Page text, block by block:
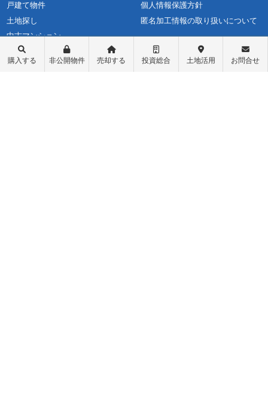
戸建て物件
土地探し
中古マンション
不動産投資
収益物件（一棟アパート）
個人情報保護方針
匿名加工情報の取り扱いについて
購入する 非公開物件 売却する 投資総合 土地活用 お問合せ